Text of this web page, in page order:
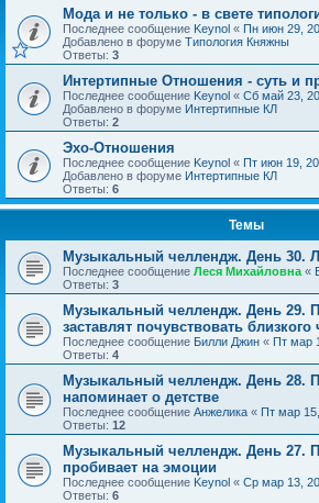
Мода и не только - в свете
Последнее сообщение Keynol « Пн июн 29,
Добавлено в форуме Типология Княжны
Ответы: 3
Интертипные Отношения - суть и
Последнее сообщение Keynol « Сб май 23,
Добавлено в форуме Интертипные КЛ
Ответы: 2
Эхо-Отношения
Последнее сообщение Keynol « Пт июн 19,
Добавлено в форуме Интертипные КЛ
Ответы: 6
Темы
Музыкальный челлендж. День 30.
Последнее сообщение Леся Михайловна «
Ответы: 3
Музыкальный челлендж. День 29.
заставлят почувствовать близкого
Последнее сообщение Билли Джин « Пт мар
Ответы: 4
Музыкальный челлендж. День 28.
напоминает о детстве
Последнее сообщение Анжелика « Пт мар
Ответы: 12
Музыкальный челлендж. День 27.
пробивает на эмоции
Последнее сообщение Keynol « Ср мар 13,
Ответы: 6